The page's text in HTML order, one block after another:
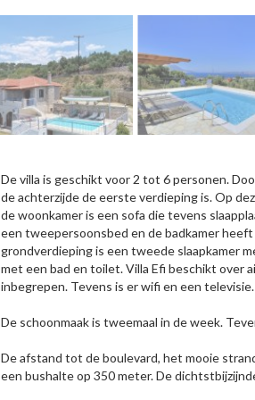
De villa is geschikt voor 2 tot 6 personen.
de achterzijde de eerste verdieping is. Op
de woonkamer is een sofa die tevens
een tweepersoonsbed en de badkamer
grondverdieping is een tweede slaapkamer
met een bad en toilet. Villa Efi beschikt over
inbegrepen. Tevens is er wifi en een
De schoonmaak is tweemaal in de week.
De afstand tot de boulevard, het mooie
een bushalte op 350 meter. De